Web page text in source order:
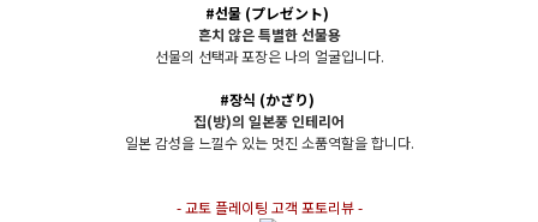
#선물 (プレゼント)
흔치 않은 특별한 선물용
선물의 선택과 포장은 나의 얼굴입니다.
#장식 (かざり)
집(방)의 일본풍 인테리어
일본 감성을 느낄수 있는 멋진 소품역할을 합니다.
- 교토 플레이팅 고객 포토리뷰 -